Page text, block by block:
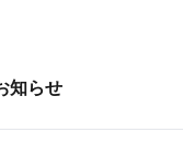
知らせ